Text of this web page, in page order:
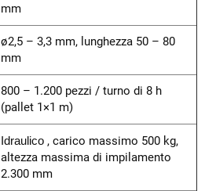
mm
ø2,5 – 3,3 mm, lunghezza 50 – 80
mm
800 – 1.200 pezzi / turno di 8 h
(pallet 1×1 m)
Idraulico , carico massimo 500 kg,
altezza massima di impilamento
2.300 mm